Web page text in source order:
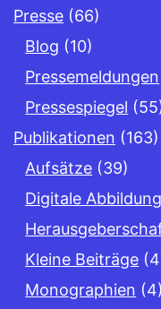
Presse (66)
Blog (10)
Pressemeldungen
Pressespiegel
Publikationen (163)
Aufsätze (39)
Digitale
Kleine Beiträge
Monographien (4)